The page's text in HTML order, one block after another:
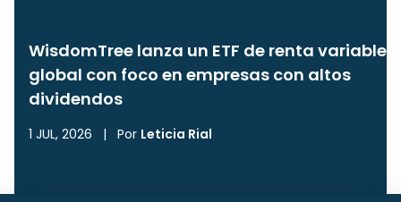
WisdomTree lanza un ETF de renta variable
global con foco en empresas con altos
dividendos
1 JUL, 2026 | Por Leticia Rial